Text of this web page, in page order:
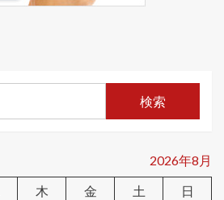
検索
2026年8月
木 金 土
日